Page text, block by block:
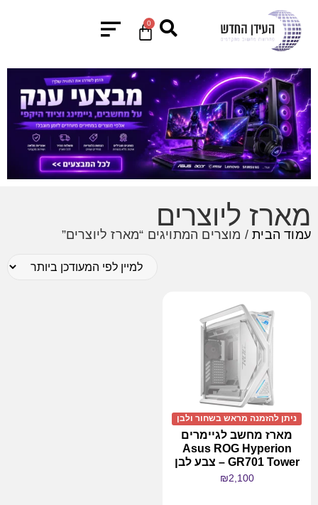
0
מארז ליוצרים
עמוד הבית/ מוצרים המתויגים “מארז ליוצרים”
ניתן להזמנה מראש בשחור ולבן
מארז מחשב לגיימרים
Asus ROG Hyperion
GR701 Tower – צבע לבן
₪2,100